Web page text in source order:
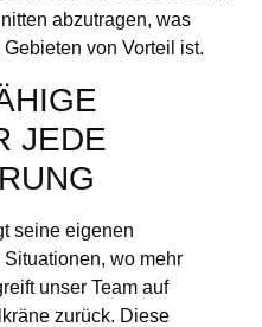
abzutragen, was
von Vorteil ist.
JEDE
seine eigenen
wo mehr
unser Team auf
zurück. Diese